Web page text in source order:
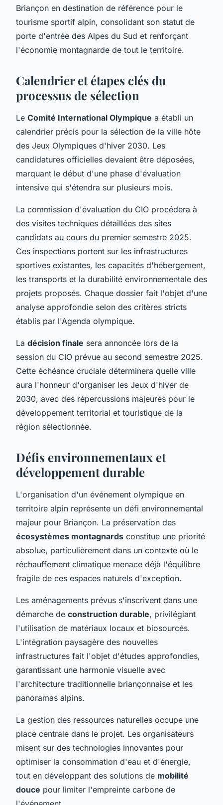
Briançon en destination de référence pour le
tourisme sportif alpin, consolidant son statut de
porte d'entrée des Alpes du Sud et renforçant
l'économie montagnarde de tout le territoire.
Calendrier et étapes clés du
processus de sélection
Le Comité International Olympique a établi un
calendrier précis pour la sélection de la ville hôte
des Jeux Olympiques d'hiver 2030. Les
candidatures officielles devaient être déposées,
marquant le début d'une phase d'évaluation
intensive qui s'étendra sur plusieurs mois.
La commission d'évaluation du CIO procédera à
des visites techniques détaillées des sites
candidats au cours du premier semestre 2025.
Ces inspections portent sur les infrastructures
sportives existantes, les capacités d'hébergement,
les transports et la durabilité environnementale des
projets proposés. Chaque dossier fait l'objet d'une
analyse approfondie selon des critères stricts
établis par l'Agenda olympique.
La décision finale sera annoncée lors de la
session du CIO prévue au second semestre 2025.
Cette échéance cruciale déterminera quelle ville
aura l'honneur d'organiser les Jeux d'hiver de
2030, avec des répercussions majeures pour le
développement territorial et touristique de la
région sélectionnée.
Défis environnementaux et
développement durable
L'organisation d'un événement olympique en
territoire alpin représente un défi environnemental
majeur pour Briançon. La préservation des
écosystèmes montagnards constitue une priorité
absolue, particulièrement dans un contexte où le
réchauffement climatique menace déjà l'équilibre
fragile de ces espaces naturels d'exception.
Les aménagements prévus s'inscrivent dans une
démarche de construction durable, privilégiant
l'utilisation de matériaux locaux et biosourcés.
L'intégration paysagère des nouvelles
infrastructures fait l'objet d'études approfondies,
garantissant une harmonie visuelle avec
l'architecture traditionnelle briançonnaise et les
panoramas alpins.
La gestion des ressources naturelles occupe une
place centrale dans le projet. Les organisateurs
misent sur des technologies innovantes pour
optimiser la consommation d'eau et d'énergie,
tout en développant des solutions de mobilité
douce pour limiter l'empreinte carbone de